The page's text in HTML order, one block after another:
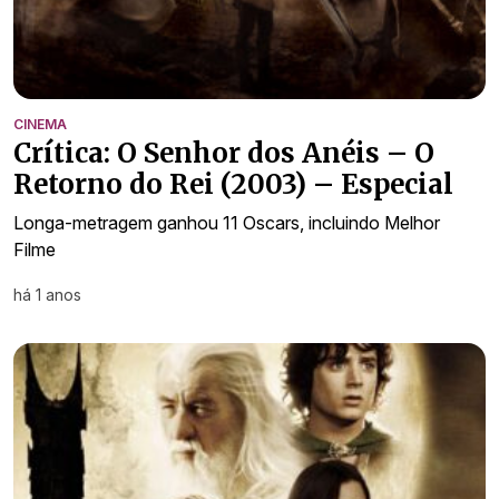
CINEMA
Crítica: O Senhor dos Anéis – O
Retorno do Rei (2003) – Especial
Longa-metragem ganhou 11 Oscars, incluindo Melhor
Filme
há 1 anos